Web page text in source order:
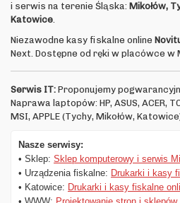
i serwis na terenie Śląska: Mikołów,
Katowice.
Niezawodne kasy fiskalne online
Next. Dostępne od ręki w placówce w
Serwis IT: Proponujemy
Naprawa laptopów: HP, ASUS, ACER,
MSI, APPLE (Tychy, Mikołów,
Nasze serwisy:
• Sklep: Sklep komputerowy i serwis
• Urządzenia fiskalne: Drukarki i kasy
• Katowice: Drukarki i kasy fiskalne